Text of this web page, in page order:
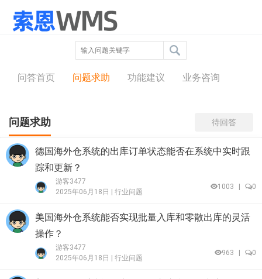
问答中心
问答首页 问题求助 功能建议 业务咨询
问题求助 待回答
德国海外仓系统的出库订单状态能否在系统中实时跟
踪和更新？​
游客3477
2025年06月18日 | 行业问题
1003 0
美国海外仓系统能否实现批量入库和零散出库的灵活
操作？​
游客3477
2025年06月18日 | 行业问题
963 0